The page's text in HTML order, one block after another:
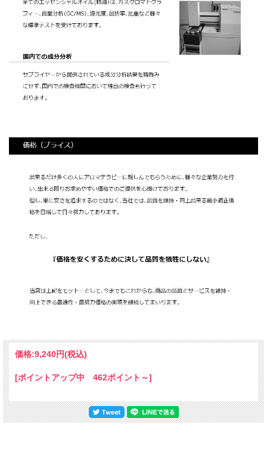
価格:9,240円(税込)
[ポイントアップ中 462ポイント～]